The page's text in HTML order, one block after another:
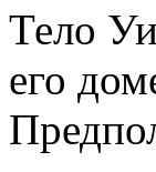
Тело
его